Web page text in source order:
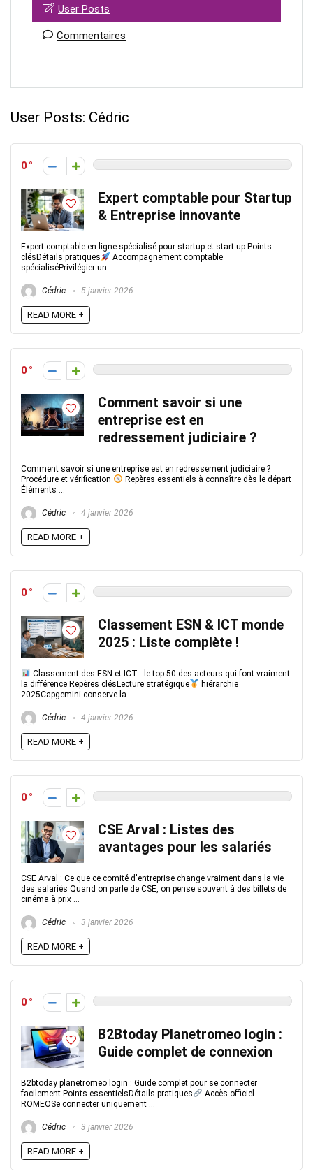
User Posts
Commentaires
User Posts: Cédric
0
Expert comptable pour Startup​
& Entreprise innovante
Expert-comptable en ligne spécialisé pour startup et start-up Points
clésDétails pratiques
Accompagnement comptable
spécialiséPrivilégier un ...
Cédric 5 janvier 2026
READ MORE +
0
Comment savoir si une
entreprise est en
redressement judiciaire ?​
Comment savoir si une entreprise est en redressement judiciaire ?
Procédure et vérification
Repères essentiels à connaître dès le départ
Éléments ...
Cédric 4 janvier 2026
READ MORE +
0
Classement ESN & ICT monde
2025 : Liste complète !
Classement des ESN et ICT : le top 50 des acteurs qui font vraiment
la différence Repères clésLecture stratégique
hiérarchie
2025Capgemini conserve la ...
Cédric 4 janvier 2026
READ MORE +
0
CSE Arval : Listes des
avantages pour les salariés
CSE Arval : Ce que ce comité d'entreprise change vraiment dans la vie
des salariés Quand on parle de CSE, on pense souvent à des billets de
cinéma à prix ...
Cédric 3 janvier 2026
READ MORE +
0
B2Btoday Planetromeo login :
Guide complet de connexion
B2btoday planetromeo login : Guide complet pour se connecter
facilement Points essentielsDétails pratiques
Accès officiel
ROMEOSe connecter uniquement ...
Cédric 3 janvier 2026
READ MORE +